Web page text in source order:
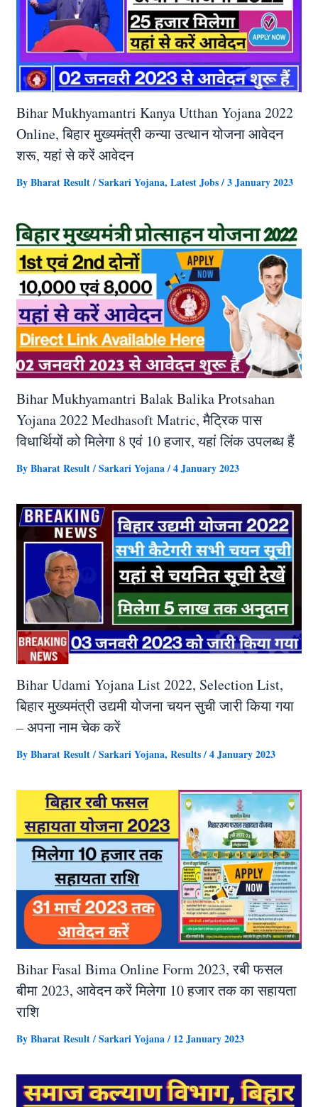
Bihar Mukhyamantri Kanya Utthan Yojana 2022
Online, बिहार मुख्यमंत्री कन्या उत्थान योजना आवेदन
शरू, यहां से करें आवेदन
ByBharat Result/Sarkari Yojana, Latest Jobs/3 January 2023
Bihar Mukhyamantri Balak Balika Protsahan
Yojana 2022 Medhasoft Matric, मैट्रिक पास
विधार्थियों को मिलेगा 8 एवं 10 हजार, यहां लिंक उपलब्ध हैं
ByBharat Result/Sarkari Yojana/4 January 2023
Bihar Udami Yojana List 2022, Selection List,
बिहार मुख्यमंत्री उद्यमी योजना चयन सुची जारी किया गया
– अपना नाम चेक करें
ByBharat Result/Sarkari Yojana, Results/4 January 2023
Bihar Fasal Bima Online Form 2023, रबी फसल
बीमा 2023, आवेदन करें मिलेगा 10 हजार तक का सहायता
राशि
ByBharat Result/Sarkari Yojana/ 12 January 2023